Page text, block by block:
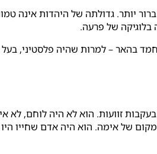
ברור יותר. גדולתה של היהדות
של פרעה.
בהאר – למרות שהיה פלסטיני,
זוועות. הוא לא היה לוחם, לא
של אימה. הוא היה אדם שחייו